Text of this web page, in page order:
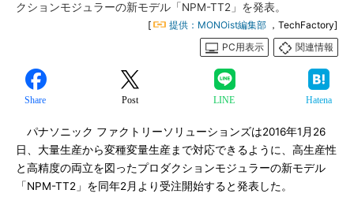
クションモジュラーの新モデル「NPM-TT2」を発表。
[ 提供：MONOist編集部 ，TechFactory]
PC用表示
関連情報
Share Post LINE Hatena
パナソニック ファクトリーソリューションズは2016年1月26
日、大量生産から変種変量生産まで対応できるように、高生産性
と高精度の両立を図ったプロダクションモジュラーの新モデル
「NPM-TT2」を同年2月より受注開始すると発表した。